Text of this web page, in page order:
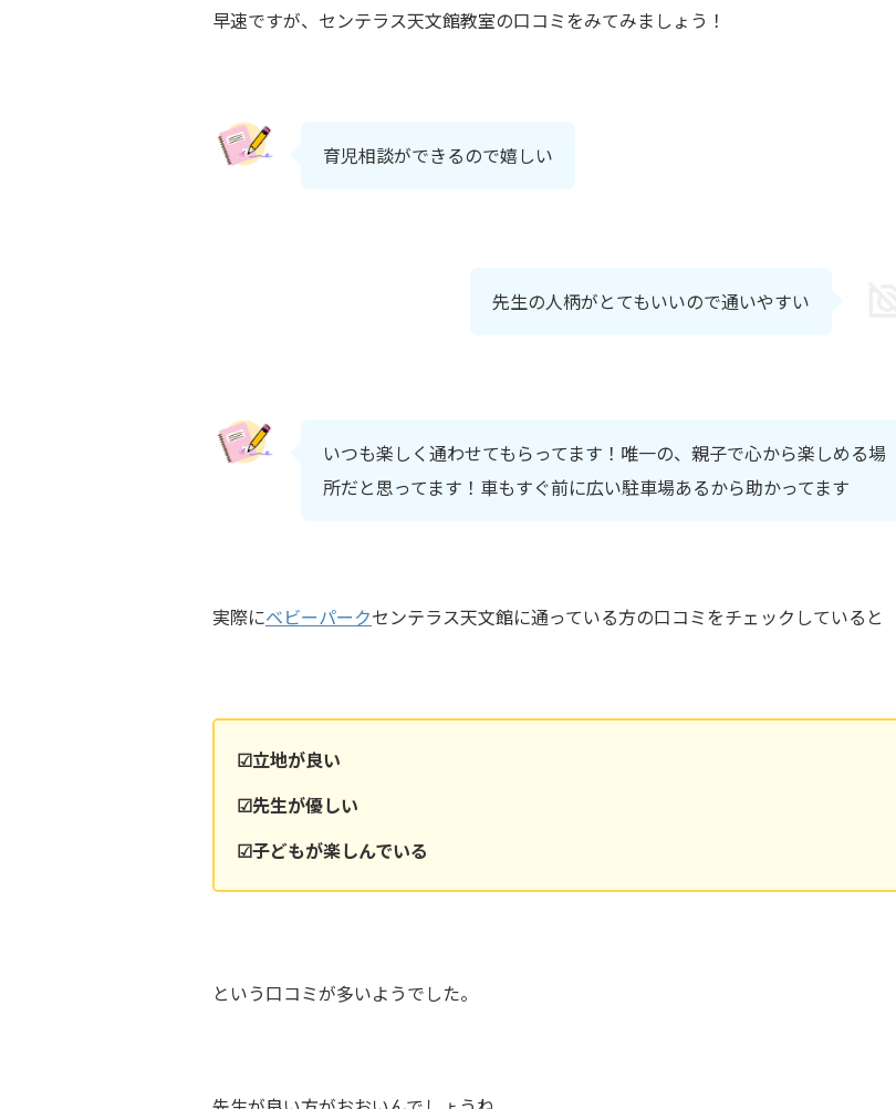
早速ですが、センテラス天文館教室の口コミをみてみましょう！
育児相談ができるので嬉しい
先生の人柄がとてもいいので通いやすい
いつも楽しく通わせてもらってます！唯一の、親子で心から楽しめる場
所だと思ってます！車もすぐ前に広い駐車場あるから助かってます
実際にベビーパークセンテラス天文館に通っている方の口コミをチェックしていると
☑立地が良い
☑先生が優しい
☑子どもが楽しんでいる
という口コミが多いようでした。